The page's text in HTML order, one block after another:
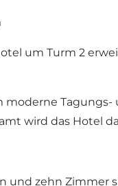
um Turm 2
Tagungs-
wird das Hotel
und zehn